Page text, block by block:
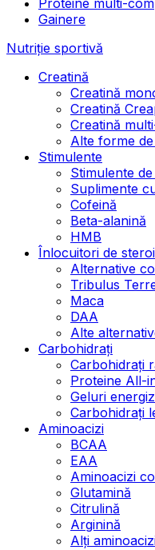
Gainere
Nutriție sportivă
Creatină
Creatină
Creatină
Creatină
Alte forme
Stimulente
Stimulente
Suplimente
Cofeină
Beta-alanină
HMB
Înlocuitori de
Alternative
Tribulus
Maca
DAA
Alte
Carbohidrați
Carbohidrați
Proteine All-
Geluri
Carbohidrați
Aminoacizi
BCAA
EAA
Aminoacizi
Glutamină
Citrulină
Arginină
Alți